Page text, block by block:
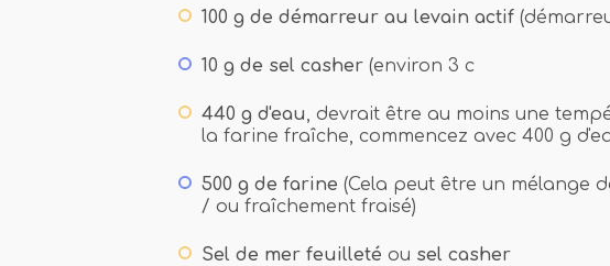
100 g de démarreur au levain actif
10 g de sel casher (environ 3 c
440 g d'eau, devrait être au moins une
la farine fraîche, commencez avec 400 g
500 g de farine (Cela peut être un mélange
/ ou fraîchement fraisé)
Sel de mer feuilleté ou sel casher